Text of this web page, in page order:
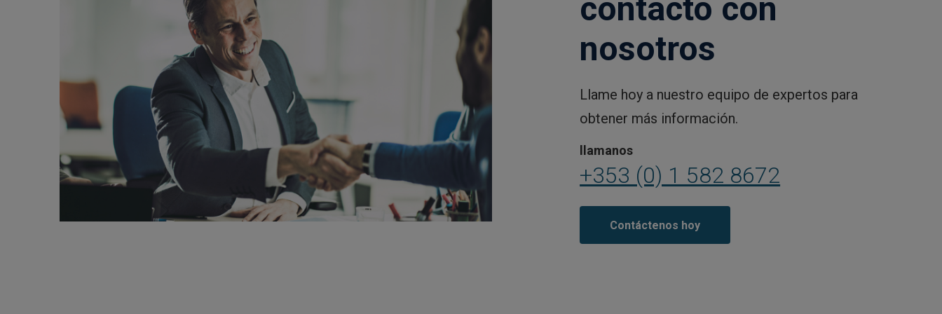
contacto con
nosotros
Llame hoy a nuestro equipo de expertos para
obtener más información.
llamanos
+353 (0) 1 582 8672
Contáctenos hoy